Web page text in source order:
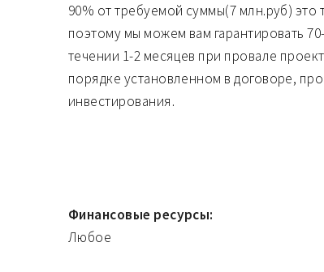
90% от требуемой суммы(7 млн.руб)
поэтому мы можем вам гарантировать
течении 1-2 месяцев при провале
порядке установленном в договоре,
инвестирования.
Финансовые ресурсы:
Любое